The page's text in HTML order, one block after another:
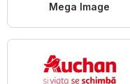
Mega Image